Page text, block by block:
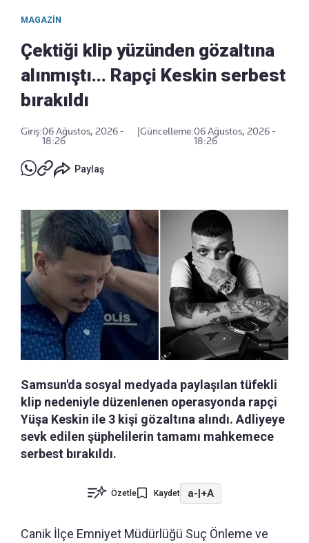
MAGAZIN
Çektiği klip yüzünden gözaltına
alınmıştı... Rapçi Keskin serbest
bırakıldı
Giriş:06 Ağustos, 2026 -
18:26
Güncelleme:06 Ağustos, 2026 -
18:26
Paylaş
Samsun'da sosyal medyada paylaşılan tüfekli
klip nedeniyle düzenlenen operasyonda rapçi
Yüşa Keskin ile 3 kişi gözaltına alındı. Adliyeye
sevk edilen şüphelilerin tamamı mahkemece
serbest bırakıldı.
Özetle Kaydet a-|+A
Canik İlçe Emniyet Müdürlüğü Suç Önleme ve